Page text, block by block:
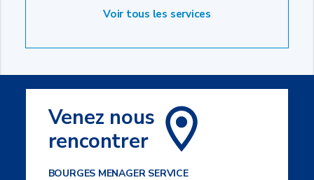
Voir tous les services
Venez nous
rencontrer
BOURGES MENAGER SERVICE